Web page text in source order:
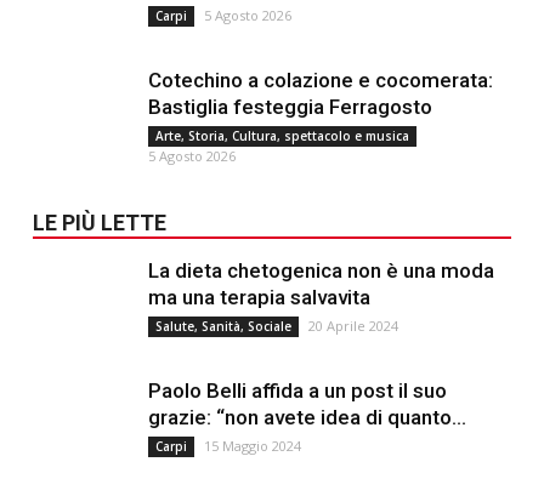
Carpi 5 Agosto 2026
Cotechino a colazione e cocomerata:
Bastiglia festeggia Ferragosto
Arte, Storia, Cultura, spettacolo e musica
5 Agosto 2026
LE PIÙ LETTE
La dieta chetogenica non è una moda
ma una terapia salvavita
Salute, Sanità, Sociale 20 Aprile 2024
Paolo Belli affida a un post il suo
grazie: “non avete idea di quanto...
Carpi 15 Maggio 2024